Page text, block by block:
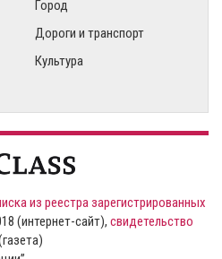
Город
Дороги и транспорт
Культура
из реестра зарегистрированных
(интернет-сайт), свидетельство